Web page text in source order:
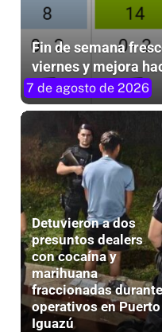
Fin de semana
viernes y mejora
7 de agosto de 2026
Detuvieron a dos
presuntos dealers
con cocaína y
marihuana
fraccionadas durante
operativos en Puerto
Iguazú